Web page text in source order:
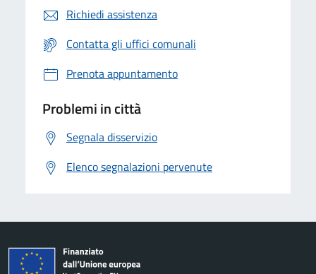
Richiedi assistenza
Contatta gli uffici comunali
Prenota appuntamento
Problemi in città
Segnala disservizio
Elenco segnalazioni pervenute